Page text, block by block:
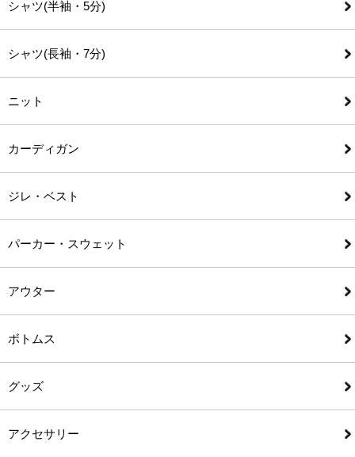
シャツ(半袖・5分)
シャツ(長袖・7分)
ニット
カーディガン
ジレ・ベスト
パーカー・スウェット
アウター
ボトムス
グッズ
アクセサリー